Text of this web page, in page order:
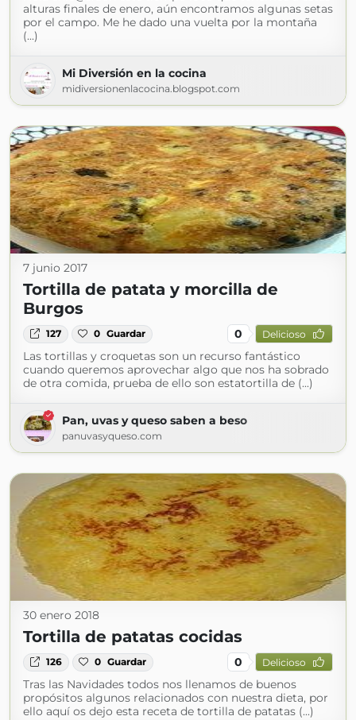
alturas finales de enero, aún encontramos algunas setas
por el campo. Me he dado una vuelta por la montaña
(...)
Mi Diversión en la cocina
midiversionenlacocina.blogspot.com
7 junio 2017
Tortilla de patata y morcilla de
Burgos
127 0 Guardar 0 Delicioso
Las tortillas y croquetas son un recurso fantástico
cuando queremos aprovechar algo que nos ha sobrado
de otra comida, prueba de ello son estatortilla de (...)
Pan, uvas y queso saben a beso
panuvasyqueso.com
30 enero 2018
Tortilla de patatas cocidas
126 0 Guardar 0 Delicioso
Tras las Navidades todos nos llenamos de buenos
propósitos algunos relacionados con nuestra dieta, por
ello aquí os dejo esta receta de tortilla de patatas (...)